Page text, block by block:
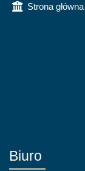
Strona
Biuro